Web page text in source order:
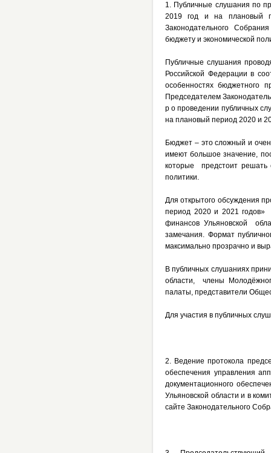
1. Публичные слушания по
2019 год и на плановый
Законодательного
бюджету и экономической
Публичные слушания
Российской Федерации в
особенностях бюджетного
Председателем
р о проведении публичных
на плановый период 2020 и
Бюджет – это сложный и
имеют большое значение,
которые предстоит решать
политики.
Для открытого обсуждения
период 2020 и 2021 годов»
финансов Ульяновской
замечания. Формат
максимально прозрачно и
В публичных слушаниях
области, члены
палаты, представители
Для участия в публичных
2. Ведение протокола
обеспечения управления
документационного
Ульяновской области и в
сайте Законодательного